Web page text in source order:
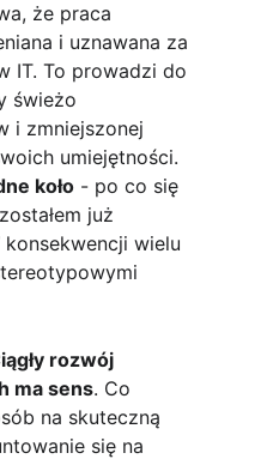
że praca
i uznawana za
IT. To prowadzi do
świeżo
i zmniejszonej
umiejętności.
koło - po co się
już
wielu
rozwój
ma sens. Co
na skuteczną
się na